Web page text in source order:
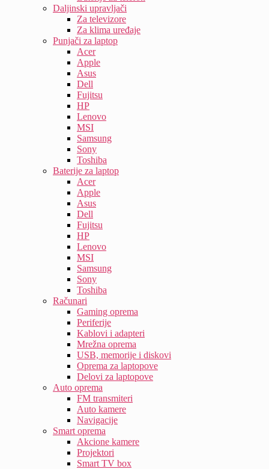
Daljinski upravljači
Za televizore
Za klima uređaje
Punjači za laptop
Acer
Apple
Asus
Dell
Fujitsu
HP
Lenovo
MSI
Samsung
Sony
Toshiba
Baterije za laptop
Acer
Apple
Asus
Dell
Fujitsu
HP
Lenovo
MSI
Samsung
Sony
Toshiba
Računari
Gaming oprema
Periferije
Kablovi i adapteri
Mrežna oprema
USB, memorije i diskovi
Oprema za laptopove
Delovi za laptopove
Auto oprema
FM transmiteri
Auto kamere
Navigacije
Smart oprema
Akcione kamere
Projektori
Smart TV box